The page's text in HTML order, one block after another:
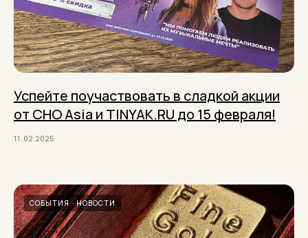
Успейте поучаствовать в сладкой акции
от CHO Asia и TINYAK.RU до 15 февраля!
11.02.2025
СОБЫТИЯ НОВОСТИ